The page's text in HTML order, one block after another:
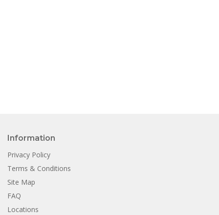
Information
Privacy Policy
Terms & Conditions
Site Map
FAQ
Locations